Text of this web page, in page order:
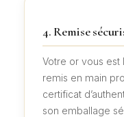
4. Remise
Votre or vous
remis en main
certificat
son emballage